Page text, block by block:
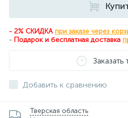
- 2% СКИДКА при заказе через
- Подарок и бесплатная доставка
Заказать
Добавить к сравнению
Тверская область